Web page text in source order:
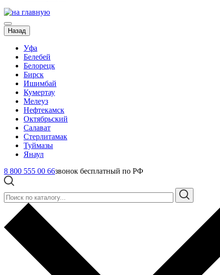
Назад
Уфа
Белебей
Белорецк
Бирск
Ишимбай
Кумертау
Мелеуз
Нефтекамск
Октябрьский
Салават
Стерлитамак
Туймазы
Янаул
8 800 555 00 66звонок бесплатный по РФ